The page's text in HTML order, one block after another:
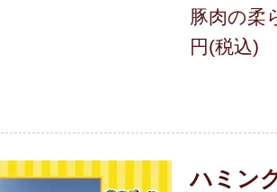
豚肉の柔
円(税込)
ハミン